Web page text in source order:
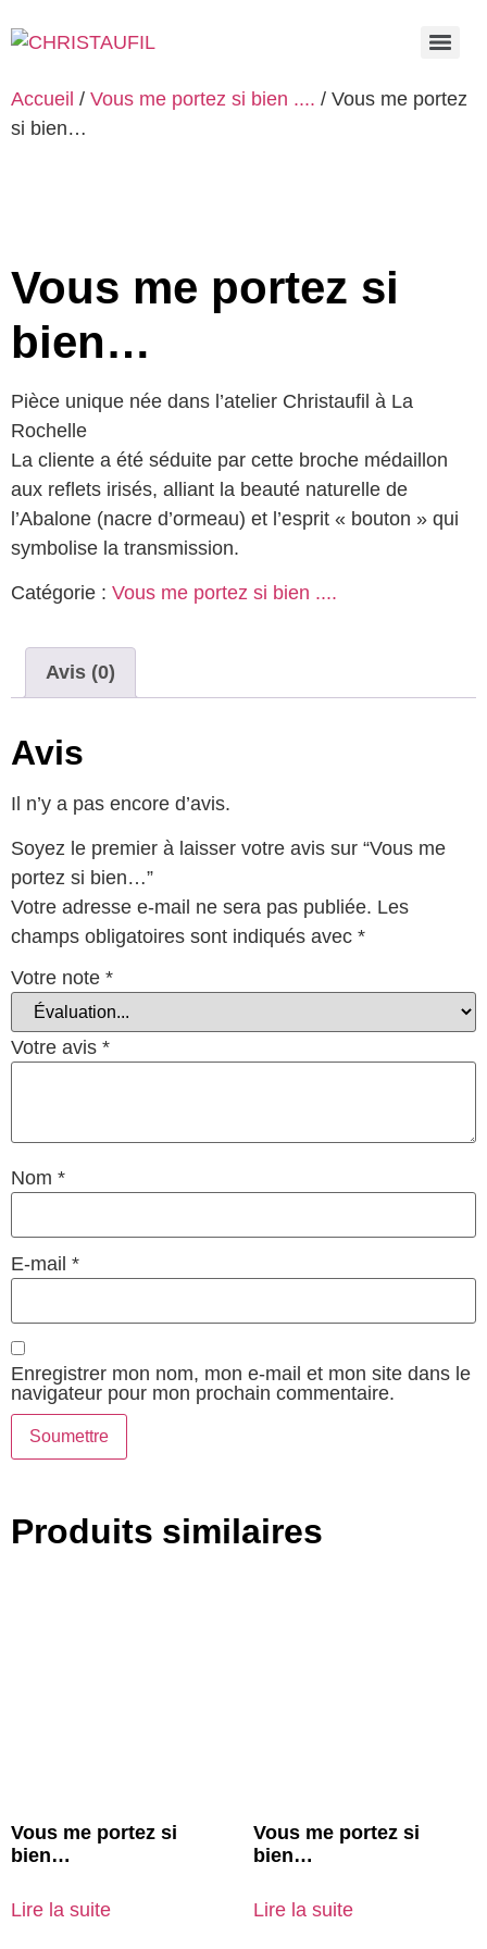
Accueil / Vous me portez si bien .... / Vous me portez
si bien…
Vous me portez si
bien…
Pièce unique née dans l’atelier Christaufil à La
Rochelle
La cliente a été séduite par cette broche médaillon
aux reflets irisés, alliant la beauté naturelle de
l’Abalone (nacre d’ormeau) et l’esprit « bouton » qui
symbolise la transmission.
Catégorie : Vous me portez si bien ....
Avis (0)
Avis
Il n’y a pas encore d’avis.
Soyez le premier à laisser votre avis sur “Vous me
portez si bien…”
Votre adresse e-mail ne sera pas publiée. Les
champs obligatoires sont indiqués avec *
Votre note *
Votre avis *
Nom *
E-mail *
Enregistrer mon nom, mon e-mail et mon site dans le
navigateur pour mon prochain commentaire.
Produits similaires
Vous me portez si
bien…
Lire la suite
Vous me portez si
bien…
Lire la suite